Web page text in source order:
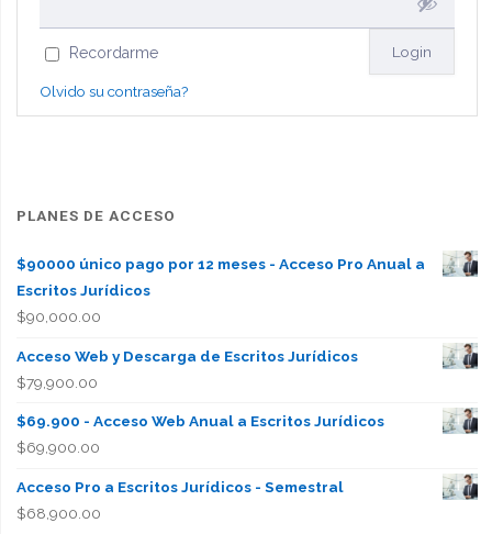
Recordarme
Olvido su contraseña?
PLANES DE ACCESO
$90000 único pago por 12 meses - Acceso Pro Anual a
Escritos Jurídicos
$90,000.00
Acceso Web y Descarga de Escritos Jurídicos
$79,900.00
$69.900 - Acceso Web Anual a Escritos Jurídicos
$69,900.00
Acceso Pro a Escritos Jurídicos - Semestral
$68,900.00